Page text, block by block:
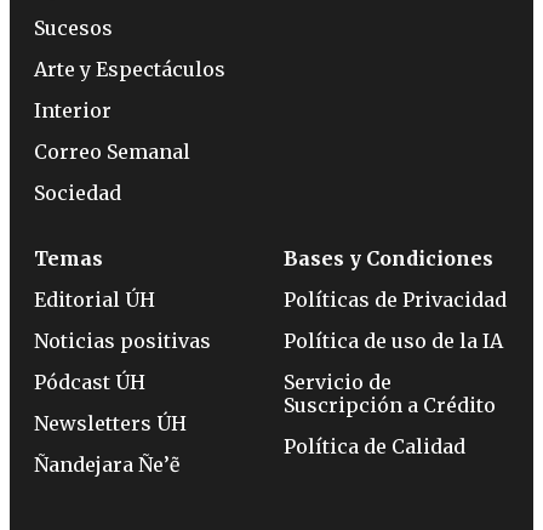
Sucesos
Arte y Espectáculos
Interior
Correo Semanal
Sociedad
Temas
Editorial ÚH
Noticias positivas
Pódcast ÚH
Newsletters ÚH
Ñandejara Ñe’ẽ
Bases y Condiciones
Políticas de Privacidad
Política de uso de la IA
Servicio de
Suscripción a Crédito
Política de Calidad